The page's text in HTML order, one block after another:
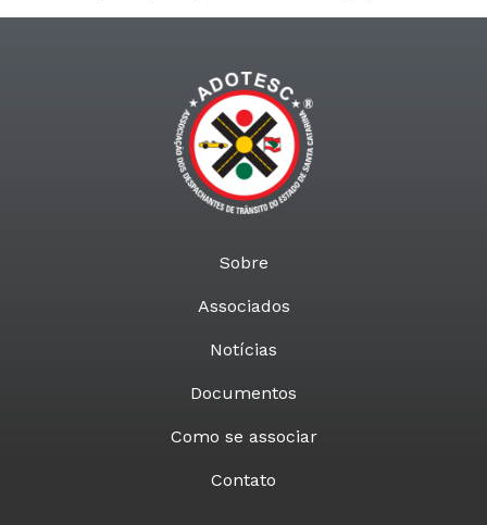
Sobre
Associados
Notícias
Documentos
Como se associar
Contato